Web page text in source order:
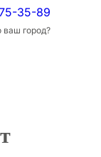
35-89
ваш город?